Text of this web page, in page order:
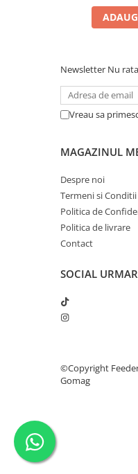
Newsletter Nu
Vreau sa
MAGAZINUL
Despre noi
Termeni si Conditii
Politica de
Politica de livrare
Contact
SOCIAL
©Copyright
Gomag